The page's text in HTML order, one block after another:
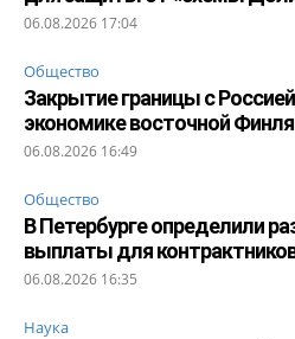
06.08.2026 17:04
Общество
Закрытие границы с
экономике восточной
06.08.2026 16:49
Общество
В Петербурге определили
выплаты для
06.08.2026 16:35
Наука